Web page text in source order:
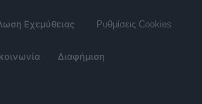
Εχεμύθειας Ρυθμίσεις Cookies
Διαφήμιση